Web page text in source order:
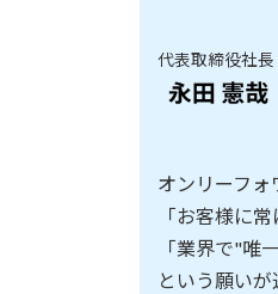
代表取締役社長
オンリーフ
「お客様に
「業界で"唯
という願いが